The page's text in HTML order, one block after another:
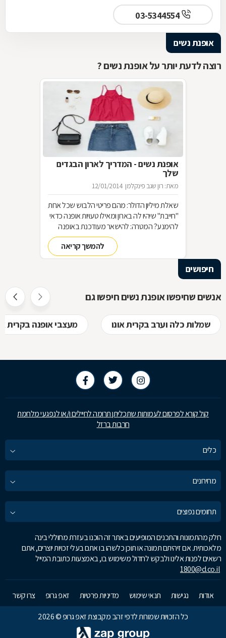
03-5344554
אופנת נשים
רוצה לדעת יותר על אופנת נשים ?
אופנת נשים - המדריך לארון הבגדים
שלך
מאת: רון שגב פינקלמן 12/01/2014
שאלת מיליון הדולר: מהם פריטי הלבוש שכל אחת
"חייבת" שיהיו לה בארון ומאילו טעויות אופנה כדאי
להימנע? המטרה: להישאר מעודכנת באופנה
מבלי להחליף מלתחה שלמה כל עונה האמצעי:
להמשך קריאה
חיפושים
אנשים שחיפשו אופנת נשים חיפשו גם
שמלות כלה וערב בקרית אונו מעצבי אופנה בקרית
קול קורא לפרסום לעמותות שתכליתן תרומה לחיילים ו/או לנפגעי מלחמת
חרבות ברזל
כלים
מחירונים
תחומים נפוצים
חלק מהתמונות והתכנים המופיעים באתר זה הוכנו בעזרת מחוללי בינה
מלאכותית. אם זיהיתם תמונה או תוכן כלשהו בו אתם בעלי זכויות יוצרים, אתם
רשאים לפנות אלינו ולבקש לחדול משימוש בו, באמצעות כתובת המייל
1800@d.co.il
אודות נגישות תנאי שימוש מדיניות פרטיות זאפ גרופ
צרו קשר
כל הזכויות שמורות לדפי זהב מקבוצת זאפ גרופ © 2026